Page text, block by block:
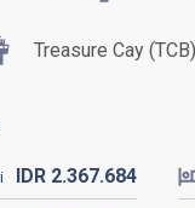
Treasure Cay (TCB)
IDR 2.367.684